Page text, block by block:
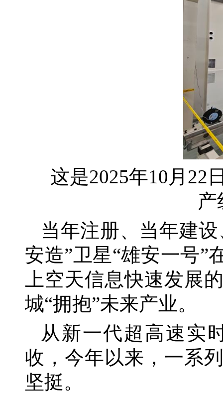
这是2025年10月22
产
当年注册、当年建
安造”卫星“雄安一号”
上空天信息快速发展
城“拥抱”未来产业。
从新一代超高速实
收，今年以来，一系
坚挺。